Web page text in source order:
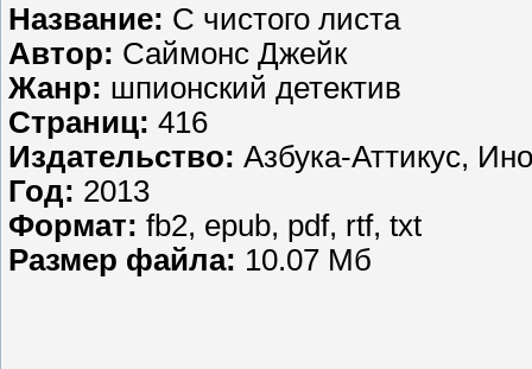
Название: С чистого листа
Автор: Саймонс Джейк
Жанр: шпионский детектив
Страниц: 416
Издательство: Азбука-Аттикус,
Год: 2013
Формат: fb2, epub, pdf, rtf, txt
Размер файла: 10.07 Мб